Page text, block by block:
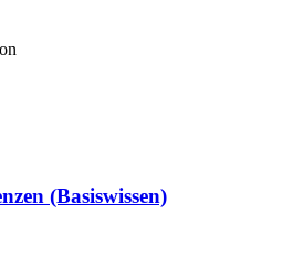
(Basiswissen)